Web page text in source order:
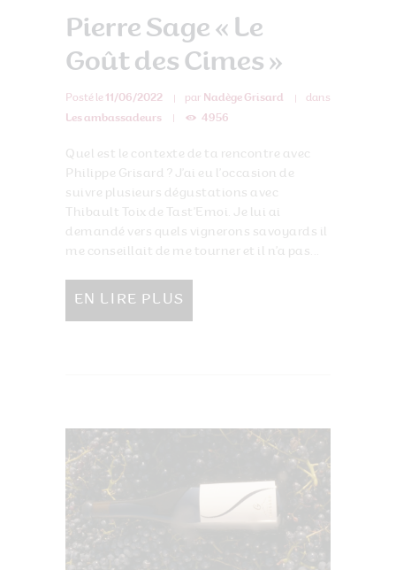
Pierre Sage « Le
Goût des Cimes »
Posté le 11/06/2022 par Nadège Grisard
dans
Les ambassadeurs
4956
Quel est le contexte de ta rencontre avec
Philippe Grisard ? J’ai eu l’occasion de
suivre plusieurs dégustations avec
Thibault Toix de Tast’Emoi. Je lui ai
demandé vers quels vignerons savoyards il
me conseillait de me tourner et il n’a pas...
EN LIRE PLUS